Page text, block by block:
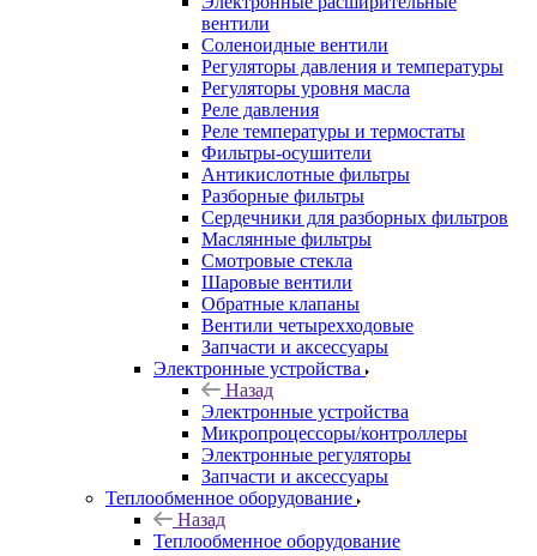
вентили
Соленоидные вентили
Регуляторы давления и температуры
Регуляторы уровня масла
Реле давления
Реле температуры и термостаты
Фильтры-осушители
Антикислотные фильтры
Разборные фильтры
Сердечники для разборных фильтров
Маслянные фильтры
Смотровые стекла
Шаровые вентили
Обратные клапаны
Вентили четырехходовые
Запчасти и аксессуары
Электронные устройства
Назад
Электронные устройства
Микропроцессоры/контроллеры
Электронные регуляторы
Запчасти и аксессуары
Теплообменное оборудование
Назад
Теплообменное оборудование